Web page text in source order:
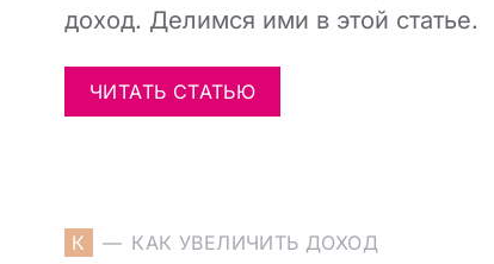
доход. Делимся ими в этой статье.
ЧИТАТЬ СТАТЬЮ
К КАК УВЕЛИЧИТЬ ДОХОД